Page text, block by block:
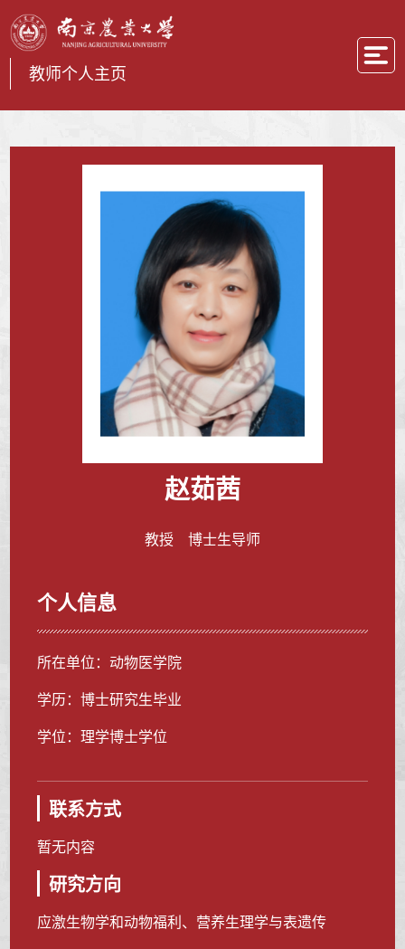
教师个人主页
赵茹茜
教授 博士生导师
个人信息
所在单位：动物医学院
学历：博士研究生毕业
学位：理学博士学位
联系方式
暂无内容
研究方向
应激生物学和动物福利、营养生理学与表遗传